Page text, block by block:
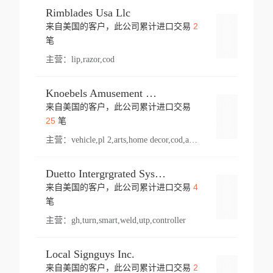
Rimblades Usa Llc
来自美国的客户，此公司累计进口交易 2
笔
主营： lip,razor,cod
Knoebels Amusement Resort
来自美国的客户，此公司累计进口交易
25笔
主营： vehicle,pl 2,arts,home decor,cod,amusement ride,sea
Duetto Intergrgrated Systems Inc.
来自美国的客户，此公司累计进口交易 4
笔
主营： gh,turn,smart,weld,utp,controller
Local Signguys Inc.
来自美国的客户，此公司累计进口交易 2